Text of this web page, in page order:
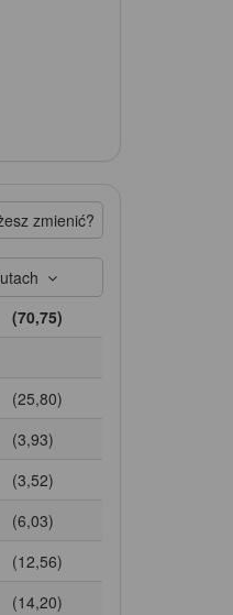
zmienić?
(70,75)
(25,80)
(3,93)
(3,52)
(6,03)
(12,56)
(14,20)